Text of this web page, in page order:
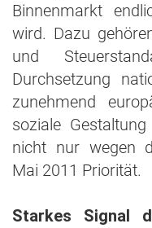
Binnenmarkt
wird. Dazu
und
Durchsetzung
zunehmend
soziale
nicht nur wegen
Mai 2011 Priorität.
Starkes Signal